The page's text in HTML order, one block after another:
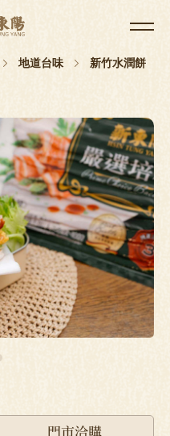
地道台味
新竹水潤餅
門市洽購